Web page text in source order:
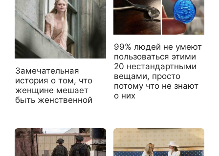
Замечательная
история о том, что
женщине мешает
быть женственной
99% людей не умеют
пользоваться этими
20 нестандартными
вещами, просто
потому что не знают
о них